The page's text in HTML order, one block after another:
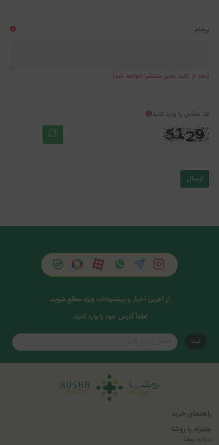
پیغام
(بعد از تائید مدیر منتشر خواهد شد)
کد مقابل را وارد کنید
ارسال
از آخرین اخبار و پیشنهادات ویژه مطلع شوید.
لطفاً آدرس خود را وارد کنید.
ثبت
راهنمای خرید
همراه با روشا
درباره روشا